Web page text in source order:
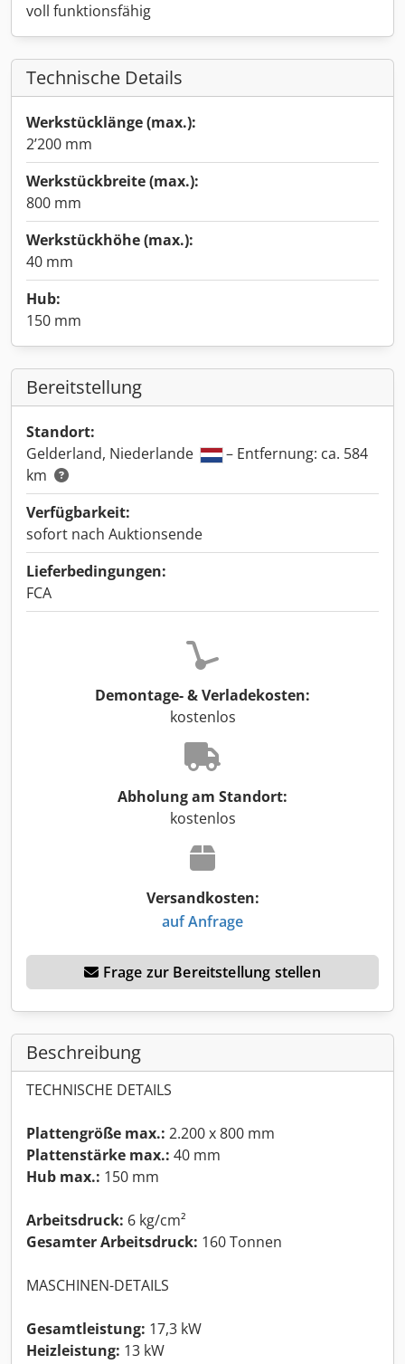
voll funktionsfähig
Technische Details
Werkstücklänge (max.):
2’200 mm
Werkstückbreite (max.):
800 mm
Werkstückhöhe (max.):
40 mm
Hub:
150 mm
Bereitstellung
Standort:
Gelderland, Niederlande
– Entfernung: ca. 584
km
Verfügbarkeit:
sofort nach Auktionsende
Lieferbedingungen:
FCA
Demontage- & Verladekosten:
kostenlos
Abholung am Standort:
kostenlos
Versandkosten:
auf Anfrage
Frage zur Bereitstellung stellen
Beschreibung
TECHNISCHE DETAILS
Plattengröße max.: 2.200 x 800 mm
Plattenstärke max.: 40 mm
Hub max.: 150 mm
Arbeitsdruck: 6 kg/cm²
Gesamter Arbeitsdruck: 160 Tonnen
MASCHINEN-DETAILS
Gesamtleistung: 17,3 kW
Heizleistung: 13 kW